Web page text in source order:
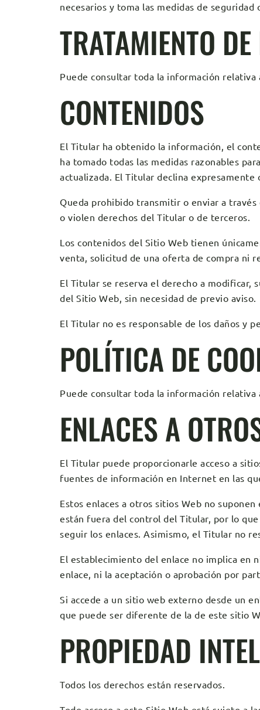
necesarios y toma las medidas de
TRATAMIENTO
Puede consultar toda la información
CONTENIDOS
El Titular ha obtenido la información, el
ha tomado todas las medidas razonables
actualizada. El Titular declina
Queda prohibido transmitir o enviar a
o violen derechos del Titular o de terceros.
Los contenidos del Sitio Web tienen
venta, solicitud de una oferta de compra ni
El Titular se reserva el derecho a modificar,
del Sitio Web, sin necesidad de previo aviso.
El Titular no es responsable de los daños y
POLÍTICA DE
Puede consultar toda la información
ENLACES A
El Titular puede proporcionarle acceso a
fuentes de información en Internet en las
Estos enlaces a otros sitios Web no
están fuera del control del Titular, por lo
seguir los enlaces. Asimismo, el Titular no
El establecimiento del enlace no implica en
enlace, ni la aceptación o aprobación por
Si accede a un sitio web externo desde un
que puede ser diferente de la de este sitio
PROPIEDAD
Todos los derechos están reservados.